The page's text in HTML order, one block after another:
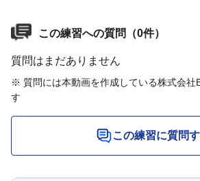
この練習への質問（0件）
質問はまだありません
※ 質問には本動画を作成している株式会社
す
この練習に質問